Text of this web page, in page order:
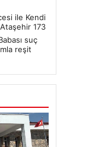
ile Kendi
173
suç
reşit